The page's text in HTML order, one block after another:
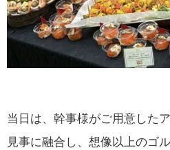
当日は、幹事様がご用意した
見事に融合し、想像以上のゴ